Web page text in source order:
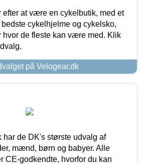
at være en cykelbutik, med et
cykelhjelme og cykelsko,
de fleste kan være med. Klik
på Velogear.dk
har de DK's største udvalg af
mænd, børn og babyer. Alle
CE-godkendte, hvorfor du kan